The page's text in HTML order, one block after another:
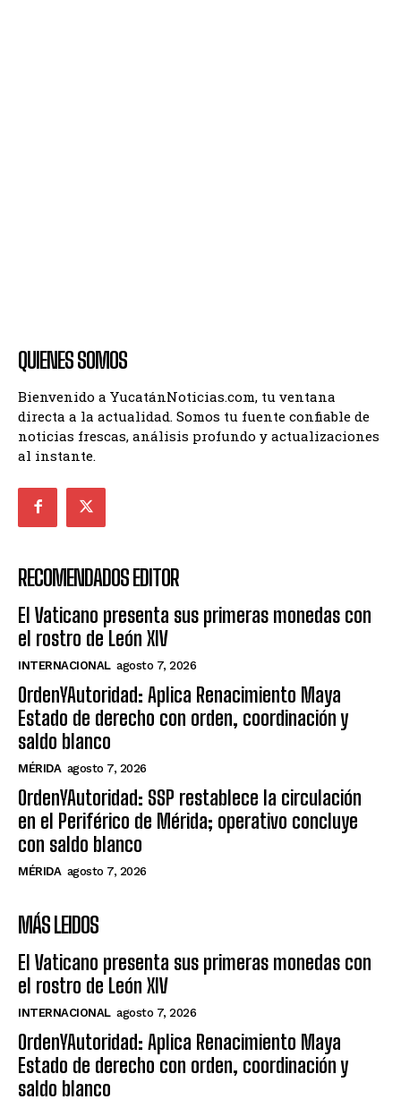
QUIENES SOMOS
Bienvenido a YucatánNoticias.com, tu ventana
directa a la actualidad. Somos tu fuente confiable de
noticias frescas, análisis profundo y actualizaciones
al instante.
RECOMENDADOS EDITOR
El Vaticano presenta sus primeras monedas con
el rostro de León XIV
INTERNACIONAL agosto 7, 2026
OrdenYAutoridad: Aplica Renacimiento Maya
Estado de derecho con orden, coordinación y
saldo blanco
MÉRIDA agosto 7, 2026
OrdenYAutoridad: SSP restablece la circulación
en el Periférico de Mérida; operativo concluye
con saldo blanco
MÉRIDA agosto 7, 2026
MÁS LEIDOS
El Vaticano presenta sus primeras monedas con
el rostro de León XIV
INTERNACIONAL agosto 7, 2026
OrdenYAutoridad: Aplica Renacimiento Maya
Estado de derecho con orden, coordinación y
saldo blanco